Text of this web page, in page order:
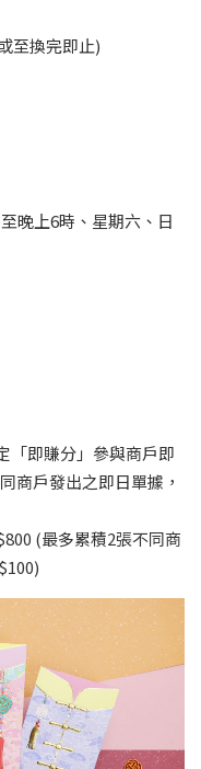
至換完即止)
晚上6時、星期六、日
「即賺分」參與商戶即
商戶發出之即日單據，
(最多累積2張不同商